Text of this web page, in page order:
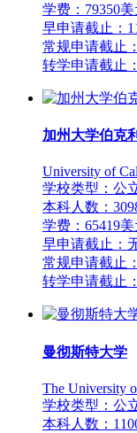
学费：79350
早申请截止：
常规申请截止
转学申请截止
加州大学伯克
University of
学校类型：公
本科人数：
学费：65419
早申请截止：
常规申请截止
转学申请截止
曼彻斯特大学
The University
学校类型：公
本科人数：